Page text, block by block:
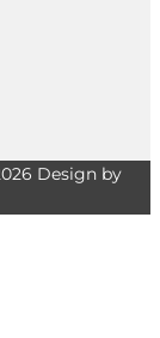
Design by